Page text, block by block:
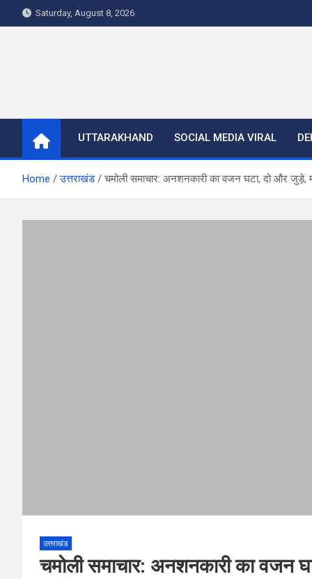
to
Saturday, August 8, 2026
UTTARAKHAND SOCIAL MEDIA VIRAL
Home उत्तराखंड चमोली समाचार: अनशनकारी का वजन घटा, दो और जुड़े,
उत्तराखंड
चमोली समाचार: अनशनकारी का वजन